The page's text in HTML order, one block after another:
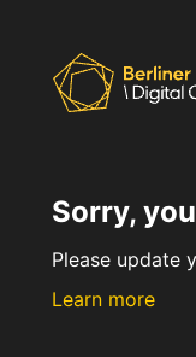
Sorry,
Please update
Learn more